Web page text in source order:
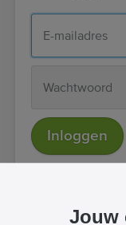
Inloggen
Jouw